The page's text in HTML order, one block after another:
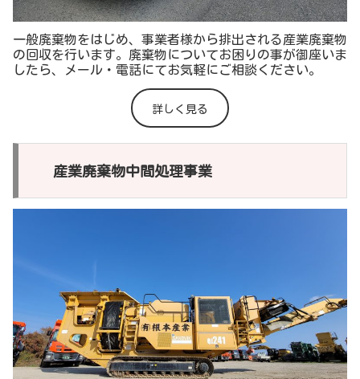
一般廃棄物をはじめ、事業者様から排出される産業廃棄物
の回収を行います。廃棄物についてお困りの事が御座いま
したら、メール・電話にてお気軽にご相談ください。
詳しく見る
産業廃棄物中間処理事業